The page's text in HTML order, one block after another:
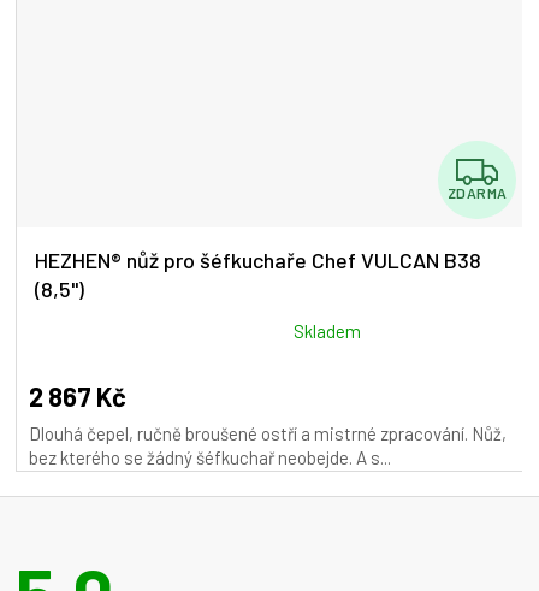
Z
D
ZDARMA
HEZHEN® nůž pro šéfkuchaře Chef VULCAN B38
(8,5")
produktu
je
5,0
z
Skladem
2 867 Kč
Dlouhá čepel, ručně broušené ostří a mistrné zpracování. Nůž,
bez kterého se žádný šéfkuchař neobejde. A s...